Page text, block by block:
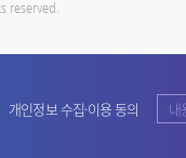
개인정보 수집·이용 동의 내